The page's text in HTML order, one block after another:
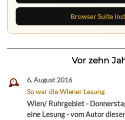
Browser Suite
Vor zehn
6. August 2016
So war die Wiener Lesung
Wien/ Ruhrgebiet -
eine Lesung - vom Autor